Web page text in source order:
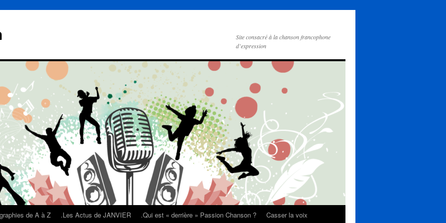
Site consacré à la chanson francophone
d’expression
de A à Z .Les Actus de JANVIER .Qui est « derrière » Passion Chanson ?
Casser la voix